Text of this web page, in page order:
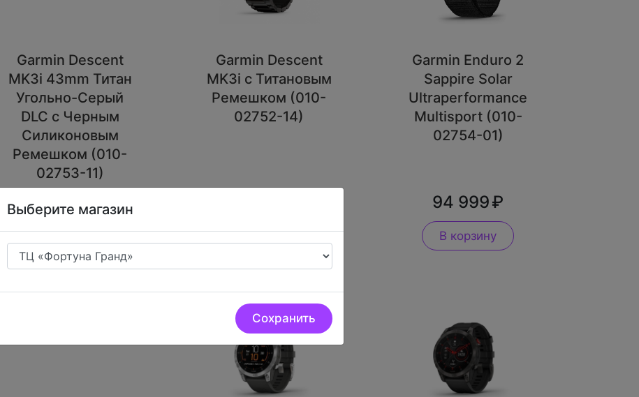
Выберите магазин
Сохранить
Garmin Descent
MK3i 43mm Титан
Угольно-Серый
DLC с Черным
Силиконовым
Ремешком (010-
02753-11)
97 999
В корзину
Garmin Descent
MK3i с Титановым
Ремешком (010-
02752-14)
В корзину
Garmin Enduro 2
Sappire Solar
Ultraperformance
Multisport (010-
02754-01)
94 999
В корзину